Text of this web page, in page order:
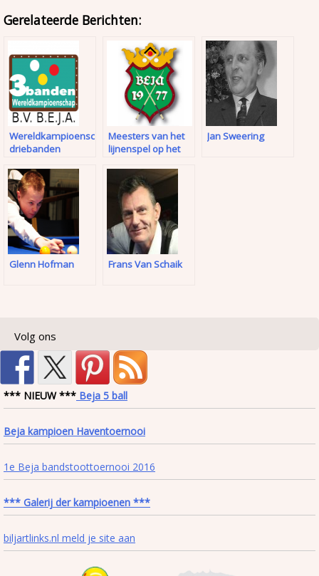
Gerelateerde Berichten:
Wereldkampioenschap
driebanden
Meesters van het
lijnenspel op het
Jan Sweering
Glenn Hofman Frans Van Schaik
Volg ons
*** NIEUW *** Beja 5 ball
Beja kampioen Haventoernooi
1e Beja bandstoottoernooi 2016
*** Galerij der kampioenen ***
biljartlinks.nl meld je site aan